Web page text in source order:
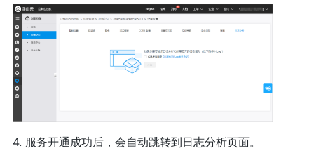
4. 服务开通成功后，会自动跳转到日志分析页面。